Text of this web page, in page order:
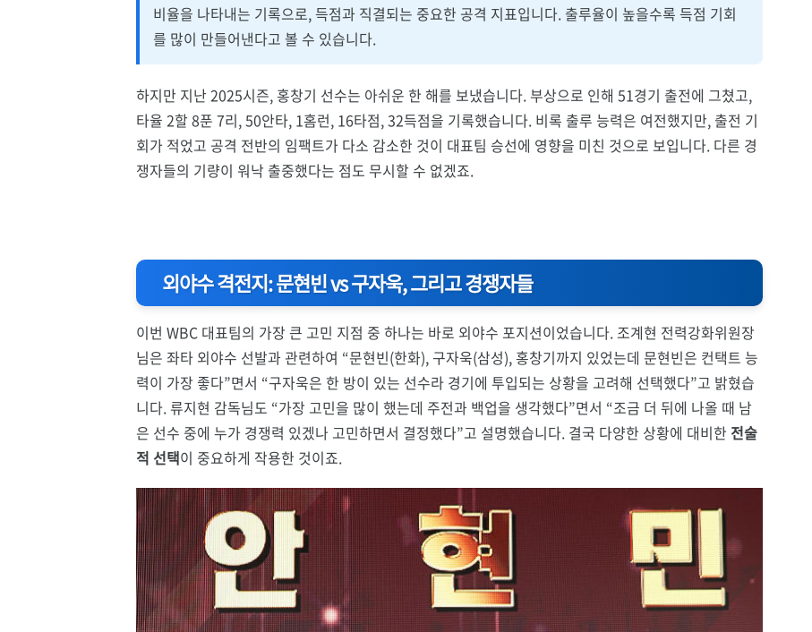
비율을 나타내는 기록으로, 득점과 직결되는 중요한 공격 지표입니다. 출루율이 높을수록 득점 기회
를 많이 만들어낸다고 볼 수 있습니다.
하지만 지난 2025시즌, 홍창기 선수는 아쉬운 한 해를 보냈습니다. 부상으로 인해 51경기 출전에 그쳤고,
타율 2할 8푼 7리, 50안타, 1홈런, 16타점, 32득점을 기록했습니다. 비록 출루 능력은 여전했지만, 출전 기
회가 적었고 공격 전반의 임팩트가 다소 감소한 것이 대표팀 승선에 영향을 미친 것으로 보입니다. 다른 경
쟁자들의 기량이 워낙 출중했다는 점도 무시할 수 없겠죠.
외야수 격전지: 문현빈 vs 구자욱, 그리고 경쟁자들
이번 WBC 대표팀의 가장 큰 고민 지점 중 하나는 바로 외야수 포지션이었습니다. 조계현 전력강화위원장
님은 좌타 외야수 선발과 관련하여 “문현빈(한화), 구자욱(삼성), 홍창기까지 있었는데 문현빈은 컨택트 능
력이 가장 좋다”면서 “구자욱은 한 방이 있는 선수라 경기에 투입되는 상황을 고려해 선택했다”고 밝혔습
니다. 류지현 감독님도 “가장 고민을 많이 했는데 주전과 백업을 생각했다”면서 “조금 더 뒤에 나올 때 남
은 선수 중에 누가 경쟁력 있겠나 고민하면서 결정했다”고 설명했습니다. 결국 다양한 상황에 대비한 전술
적 선택이 중요하게 작용한 것이죠.